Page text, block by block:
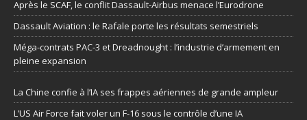
Après le SCAF, le conflit Dassault-Airbus menace l’Eurodrone
Dassault Aviation : le Rafale porte les résultats semestriels
Méga-contrats PAC-3 et Dreadnought : l’industrie d’armement en
pleine expansion
La Chine confie à l’IA ses frappes aériennes de grande ampleur
L’US Air Force fait voler un F-16 sous le contrôle d’une IA